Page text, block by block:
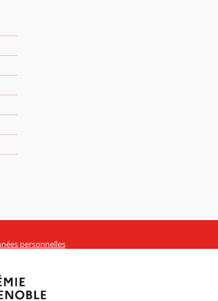
personnelles